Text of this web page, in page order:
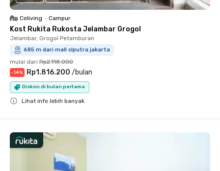
Coliving • Campur
Kost Rukita Rukosta Jelambar Grogol
Jelambar, Grogol Petamburan
685 m dari mall ciputra jakarta
mulai dari Rp2.118.000
-14% Rp1.816.200 /bulan
Diskon di bulan pertama
Lihat info lebih banyak